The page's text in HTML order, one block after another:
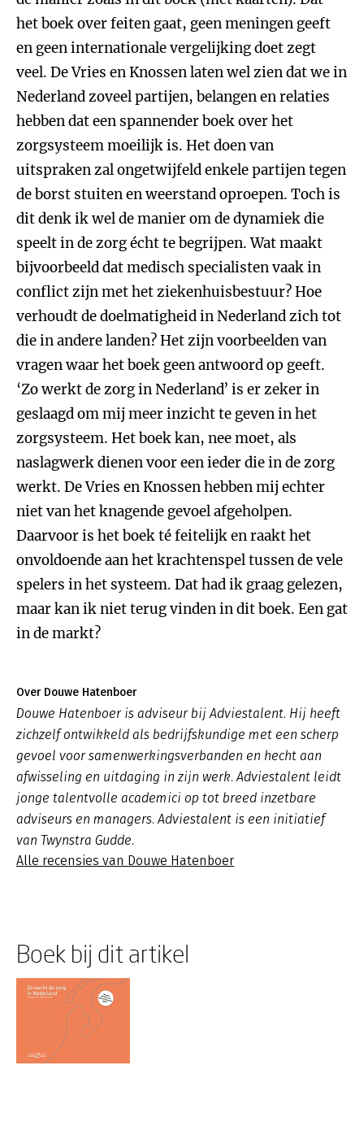
het boek over feiten gaat, geen meningen geeft
en geen internationale vergelijking doet zegt
veel. De Vries en Knossen laten wel zien dat we in
Nederland zoveel partijen, belangen en relaties
hebben dat een spannender boek over het
zorgsysteem moeilijk is. Het doen van
uitspraken zal ongetwijfeld enkele partijen tegen
de borst stuiten en weerstand oproepen. Toch is
dit denk ik wel de manier om de dynamiek die
speelt in de zorg écht te begrijpen. Wat maakt
bijvoorbeeld dat medisch specialisten vaak in
conflict zijn met het ziekenhuisbestuur? Hoe
verhoudt de doelmatigheid in Nederland zich tot
die in andere landen? Het zijn voorbeelden van
vragen waar het boek geen antwoord op geeft.
‘Zo werkt de zorg in Nederland’ is er zeker in
geslaagd om mij meer inzicht te geven in het
zorgsysteem. Het boek kan, nee moet, als
naslagwerk dienen voor een ieder die in de zorg
werkt. De Vries en Knossen hebben mij echter
niet van het knagende gevoel afgeholpen.
Daarvoor is het boek té feitelijk en raakt het
onvoldoende aan het krachtenspel tussen de vele
spelers in het systeem. Dat had ik graag gelezen,
maar kan ik niet terug vinden in dit boek. Een gat
in de markt?
Over Douwe Hatenboer
Douwe Hatenboer is adviseur bij Adviestalent. Hij heeft
zichzelf ontwikkeld als bedrijfskundige met een scherp
gevoel voor samenwerkingsverbanden en hecht aan
afwisseling en uitdaging in zijn werk. Adviestalent leidt
jonge talentvolle academici op tot breed inzetbare
adviseurs en managers. Adviestalent is een initiatief
van Twynstra Gudde.
Alle recensies van Douwe Hatenboer
Boek bij dit artikel